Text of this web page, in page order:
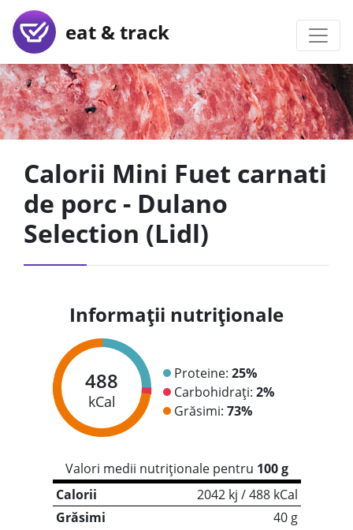
eat & track
Calorii Mini Fuet carnati
de porc - Dulano
Selection (Lidl)
Informații nutriționale
488
kCal
Proteine: 25%
Carbohidrați: 2%
Grăsimi: 73%
Valori medii nutriționale pentru 100 g
Calorii
2042 kj / 488 kCal
Grăsimi
40 g